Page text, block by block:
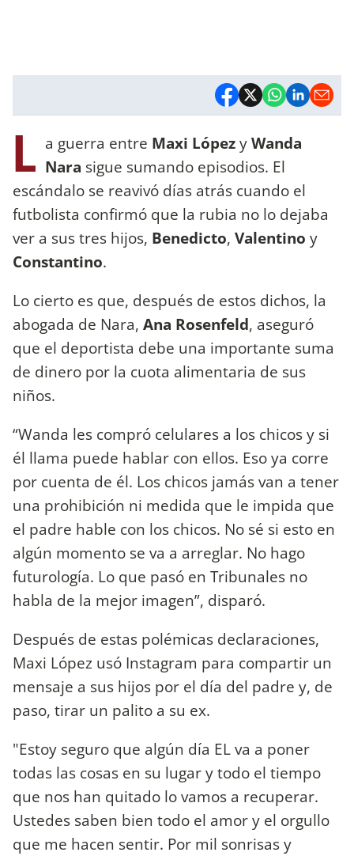
L a guerra entre Maxi LópezyWanda
Nara sigue sumando episodios. El
escándalo se reavivó días atrás cuando el
futbolista confirmó que la rubia no lo dejaba
ver a sus tres hijos, Benedicto, Valentino y
Constantino.
Lo cierto es que, después de estos dichos, la
abogada de Nara, Ana Rosenfeld, aseguró
que el deportista debe una importante suma
de dinero por la cuota alimentaria de sus
niños.
“Wanda les compró celulares a los chicos y si
él llama puede hablar con ellos. Eso ya corre
por cuenta de él. Los chicos jamás van a tener
una prohibición ni medida que le impida que
el padre hable con los chicos. No sé si esto en
algún momento se va a arreglar. No hago
futurología. Lo que pasó en Tribunales no
habla de la mejor imagen”, disparó.
Después de estas polémicas declaraciones,
Maxi López usó Instagram para compartir un
mensaje a sus hijos por el día del padre y, de
paso, tirar un palito a su ex.
"Estoy seguro que algún día EL va a poner
todas las cosas en su lugar y todo el tiempo
que nos han quitado lo vamos a recuperar.
Ustedes saben bien todo el amor y el orgullo
que me hacen sentir. Por mil sonrisas y